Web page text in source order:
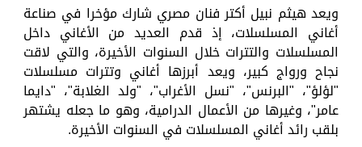
ويعد هيثم نبيل أكتر فنان مصري شارك مؤخرا في صناعة
أغاني المسلسلات، إذ قدم العديد من الأغاني داخل
المسلسلات والتترات خلال السنوات الأخيرة، والتي لاقت
نجاح ورواج كبير، ويعد أبرزها أغاني وتترات مسلسلات
"لؤلؤ"، "البرنس"، "نسل الأغراب"، "ولد الغلابة"، "دايما
عامر"، وغيرها من الأعمال الدرامية، وهو ما جعله يشتهر
بلقب رائد أغاني المسلسلات في السنوات الأخيرة.